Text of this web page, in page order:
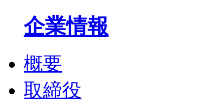
企業情報
概要
取締役